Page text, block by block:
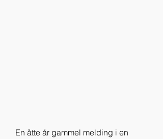
En åtte år gammel melding i en